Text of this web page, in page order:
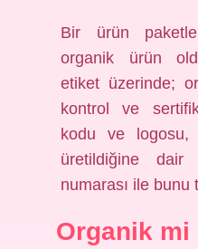
Bir ürün
organik ürün
etiket üzerinde;
kontrol ve
kodu ve logosu,
üretildiğine
numarası ile bunu
Organik